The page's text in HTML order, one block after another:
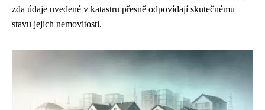
zda údaje uvedené v katastru přesně odpovídají skutečnému
stavu jejich nemovitosti.